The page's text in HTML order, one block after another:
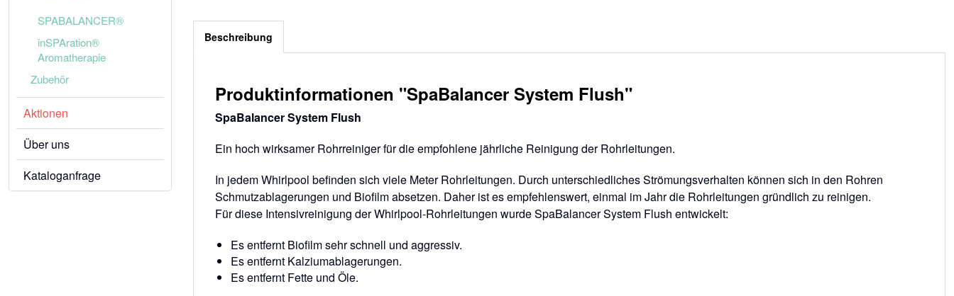
SPABALANCER®
inSPAration®
Aromatherapie
Zubehör
Aktionen
Über uns
Kataloganfrage
Beschreibung
Produktinformationen "SpaBalancer System Flush"
SpaBalancer System Flush
Ein hoch wirksamer Rohrreiniger für die empfohlene jährliche Reinigung der Rohrleitungen.
In jedem Whirlpool befinden sich viele Meter Rohrleitungen. Durch unterschiedliches Strömungsverhalten können sich in den Rohren
Schmutzablagerungen und Biofilm absetzen. Daher ist es empfehlenswert, einmal im Jahr die Rohrleitungen gründlich zu reinigen.
Für diese Intensivreinigung der Whirlpool-Rohrleitungen wurde SpaBalancer System Flush entwickelt:
Es entfernt Biofilm sehr schnell und aggressiv.
Es entfernt Kalziumablagerungen.
Es entfernt Fette und Öle.